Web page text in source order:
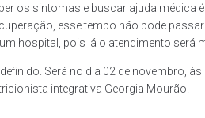
os sintomas e buscar ajuda médica
esse tempo não pode
hospital, pois lá o atendimento será
Será no dia 02 de novembro,
integrativa Georgia Mourão.